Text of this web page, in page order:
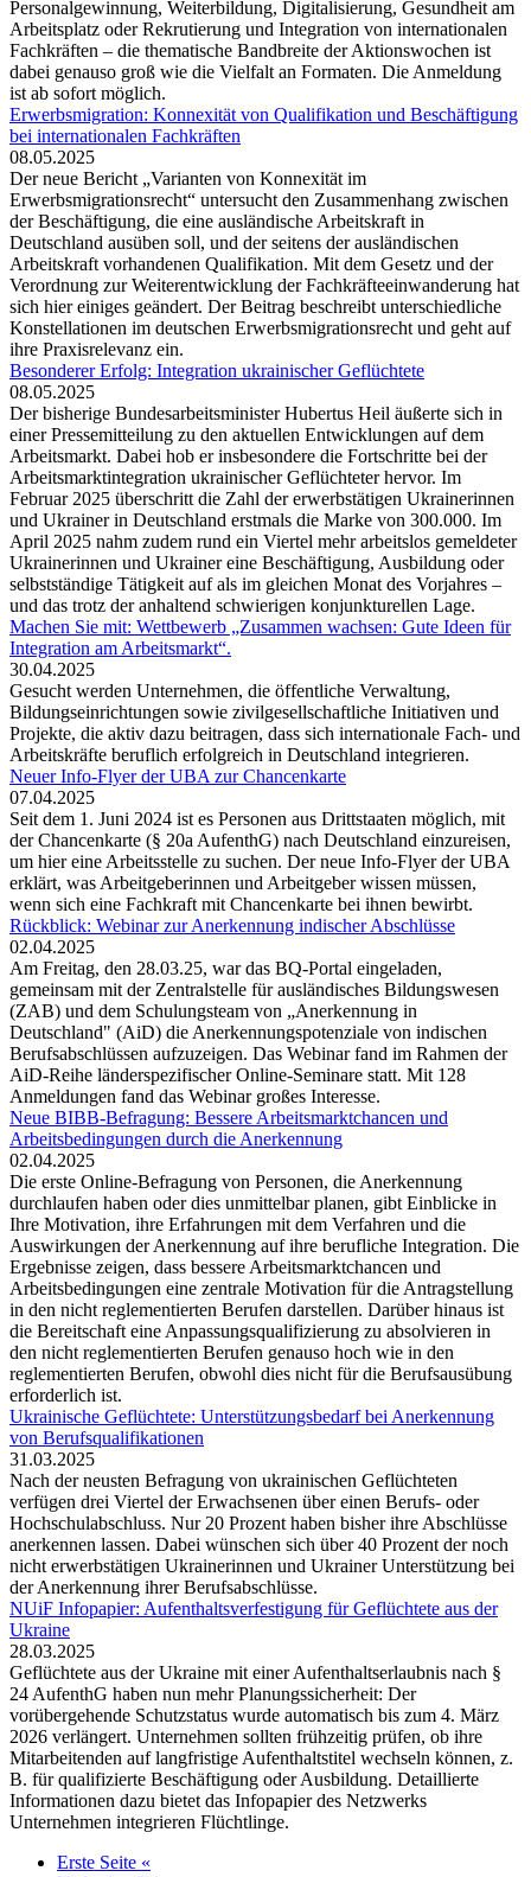
Personalgewinnung, Weiterbildung, Digitalisierung, Gesundheit am
Arbeitsplatz oder Rekrutierung und Integration von internationalen
Fachkräften – die thematische Bandbreite der Aktionswochen ist
dabei genauso groß wie die Vielfalt an Formaten. Die Anmeldung
ist ab sofort möglich.
Erwerbsmigration: Konnexität von Qualifikation und Beschäftigung
bei internationalen Fachkräften
08.05.2025
Der neue Bericht „Varianten von Konnexität im
Erwerbsmigrationsrecht“ untersucht den Zusammenhang zwischen
der Beschäftigung, die eine ausländische Arbeitskraft in
Deutschland ausüben soll, und der seitens der ausländischen
Arbeitskraft vorhandenen Qualifikation. Mit dem Gesetz und der
Verordnung zur Weiterentwicklung der Fachkräfteeinwanderung hat
sich hier einiges geändert. Der Beitrag beschreibt unterschiedliche
Konstellationen im deutschen Erwerbsmigrationsrecht und geht auf
ihre Praxisrelevanz ein.
Besonderer Erfolg: Integration ukrainischer Geflüchtete
08.05.2025
Der bisherige Bundesarbeitsminister Hubertus Heil äußerte sich in
einer Pressemitteilung zu den aktuellen Entwicklungen auf dem
Arbeitsmarkt. Dabei hob er insbesondere die Fortschritte bei der
Arbeitsmarktintegration ukrainischer Geflüchteter hervor. Im
Februar 2025 überschritt die Zahl der erwerbstätigen Ukrainerinnen
und Ukrainer in Deutschland erstmals die Marke von 300.000. Im
April 2025 nahm zudem rund ein Viertel mehr arbeitslos gemeldeter
Ukrainerinnen und Ukrainer eine Beschäftigung, Ausbildung oder
selbstständige Tätigkeit auf als im gleichen Monat des Vorjahres –
und das trotz der anhaltend schwierigen konjunkturellen Lage.
Machen Sie mit: Wettbewerb „Zusammen wachsen: Gute Ideen für
Integration am Arbeitsmarkt“.
30.04.2025
Gesucht werden Unternehmen, die öffentliche Verwaltung,
Bildungseinrichtungen sowie zivilgesellschaftliche Initiativen und
Projekte, die aktiv dazu beitragen, dass sich internationale Fach- und
Arbeitskräfte beruflich erfolgreich in Deutschland integrieren.
Neuer Info-Flyer der UBA zur Chancenkarte
07.04.2025
Seit dem 1. Juni 2024 ist es Personen aus Drittstaaten möglich, mit
der Chancenkarte (§ 20a AufenthG) nach Deutschland einzureisen,
um hier eine Arbeitsstelle zu suchen. Der neue Info-Flyer der UBA
erklärt, was Arbeitgeberinnen und Arbeitgeber wissen müssen,
wenn sich eine Fachkraft mit Chancenkarte bei ihnen bewirbt.
Rückblick: Webinar zur Anerkennung indischer Abschlüsse
02.04.2025
Am Freitag, den 28.03.25, war das BQ-Portal eingeladen,
gemeinsam mit der Zentralstelle für ausländisches Bildungswesen
(ZAB) und dem Schulungsteam von „Anerkennung in
Deutschland" (AiD) die Anerkennungspotenziale von indischen
Berufsabschlüssen aufzuzeigen. Das Webinar fand im Rahmen der
AiD-Reihe länderspezifischer Online-Seminare statt. Mit 128
Anmeldungen fand das Webinar großes Interesse.
Neue BIBB-Befragung: Bessere Arbeitsmarktchancen und
Arbeitsbedingungen durch die Anerkennung
02.04.2025
Die erste Online-Befragung von Personen, die Anerkennung
durchlaufen haben oder dies unmittelbar planen, gibt Einblicke in
Ihre Motivation, ihre Erfahrungen mit dem Verfahren und die
Auswirkungen der Anerkennung auf ihre berufliche Integration. Die
Ergebnisse zeigen, dass bessere Arbeitsmarktchancen und
Arbeitsbedingungen eine zentrale Motivation für die Antragstellung
in den nicht reglementierten Berufen darstellen. Darüber hinaus ist
die Bereitschaft eine Anpassungsqualifizierung zu absolvieren in
den nicht reglementierten Berufen genauso hoch wie in den
reglementierten Berufen, obwohl dies nicht für die Berufsausübung
erforderlich ist.
Ukrainische Geflüchtete: Unterstützungsbedarf bei Anerkennung
von Berufsqualifikationen
31.03.2025
Nach der neusten Befragung von ukrainischen Geflüchteten
verfügen drei Viertel der Erwachsenen über einen Berufs- oder
Hochschulabschluss. Nur 20 Prozent haben bisher ihre Abschlüsse
anerkennen lassen. Dabei wünschen sich über 40 Prozent der noch
nicht erwerbstätigen Ukrainerinnen und Ukrainer Unterstützung bei
der Anerkennung ihrer Berufsabschlüsse.
NUiF Infopapier: Aufenthaltsverfestigung für Geflüchtete aus der
Ukraine
28.03.2025
Geflüchtete aus der Ukraine mit einer Aufenthaltserlaubnis nach §
24 AufenthG haben nun mehr Planungssicherheit: Der
vorübergehende Schutzstatus wurde automatisch bis zum 4. März
2026 verlängert. Unternehmen sollten frühzeitig prüfen, ob ihre
Mitarbeitenden auf langfristige Aufenthaltstitel wechseln können, z.
B. für qualifizierte Beschäftigung oder Ausbildung. Detaillierte
Informationen dazu bietet das Infopapier des Netzwerks
Unternehmen integrieren Flüchtlinge.
Erste Seite «